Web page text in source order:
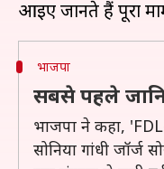
भाजपा
सबसे पहले
भाजपा ने कहा,
सोनिया गांधी जॉर्ज